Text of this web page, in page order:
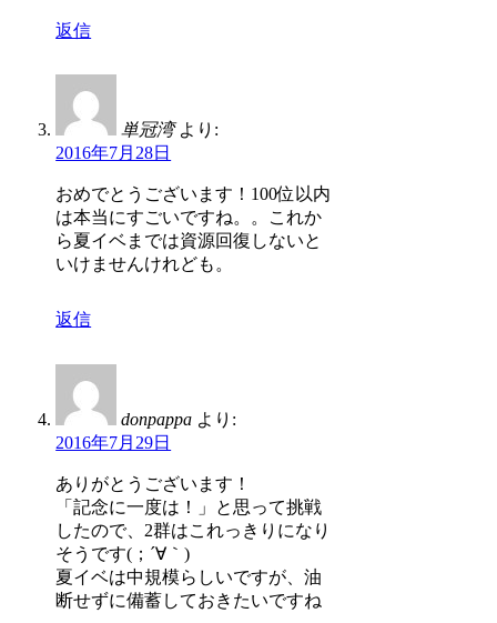
返信
単冠湾 より:
2016年7月28日
おめでとうございます！100位以内
は本当にすごいですね。。これか
ら夏イベまでは資源回復しないと
いけませんけれども。
返信
donpappa より:
2016年7月29日
ありがとうございます！
「記念に一度は！」と思って挑戦
したので、2群はこれっきりになり
そうです(；´∀｀)
夏イベは中規模らしいですが、油
断せずに備蓄しておきたいですね